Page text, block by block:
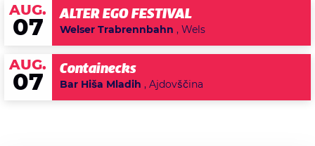
AUG.
07
ALTER EGO FESTIVAL
Welser Trabrennbahn , Wels
AUG.
07
Containecks
Bar Hiša Mladih , Ajdovščina